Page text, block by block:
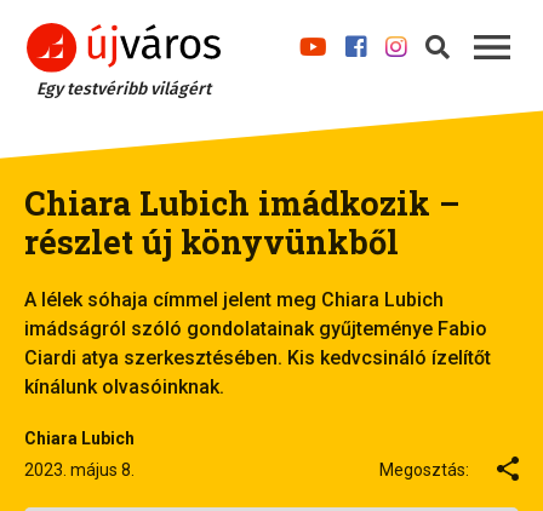
Egy testvéribb világért
Chiara Lubich imádkozik –
részlet új könyvünkből
A lélek sóhaja címmel jelent meg Chiara Lubich
imádságról szóló gondolatainak gyűjteménye Fabio
Ciardi atya szerkesztésében. Kis kedvcsináló ízelítőt
kínálunk olvasóinknak.
Chiara Lubich
2023. május 8.
Megosztás: